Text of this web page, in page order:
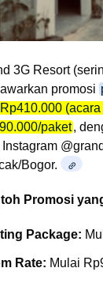
3G Resort
promosi
paket,
Instagram
Bogor.
Promosi
Package:
Rate: Mulai